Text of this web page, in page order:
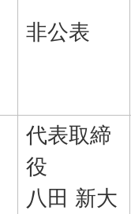
非公表
代表取締
役
八田 新大